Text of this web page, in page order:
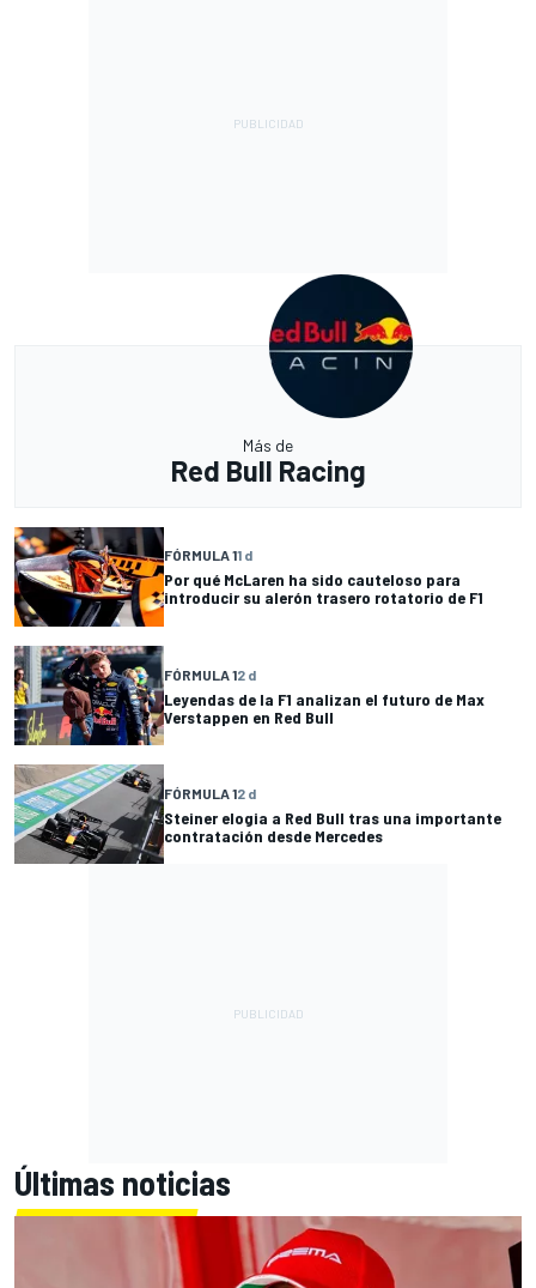
Más de
Red Bull Racing
FÓRMULA 11 d
Por qué McLaren ha sido cauteloso para
introducir su alerón trasero rotatorio de F1
FÓRMULA 12 d
Leyendas de la F1 analizan el futuro de Max
Verstappen en Red Bull
FÓRMULA 12 d
Steiner elogia a Red Bull tras una importante
contratación desde Mercedes
Últimas noticias